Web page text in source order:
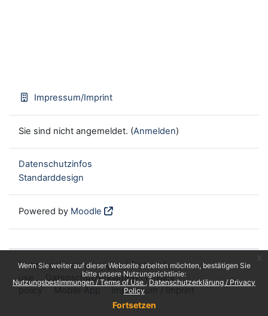
Wenn Sie weiter auf dieser Webseite arbeiten möchten, bestätigen Sie
bitte unsere Nutzungsrichtlinie:
Nutzungsbestimmungen / Terms of Use
Datenschutzerklärung / Privacy
Policy
Fortsetzen
Impressum/Imprint
Sie sind nicht angemeldet. (Anmelden)
Datenschutzinfos
Standarddesign
Powered by Moodle
Nutzungsbestimmungen / Terms of
use
Datenschutzerklärung / Privacy
policy
Mobile App Impressum / Imprint